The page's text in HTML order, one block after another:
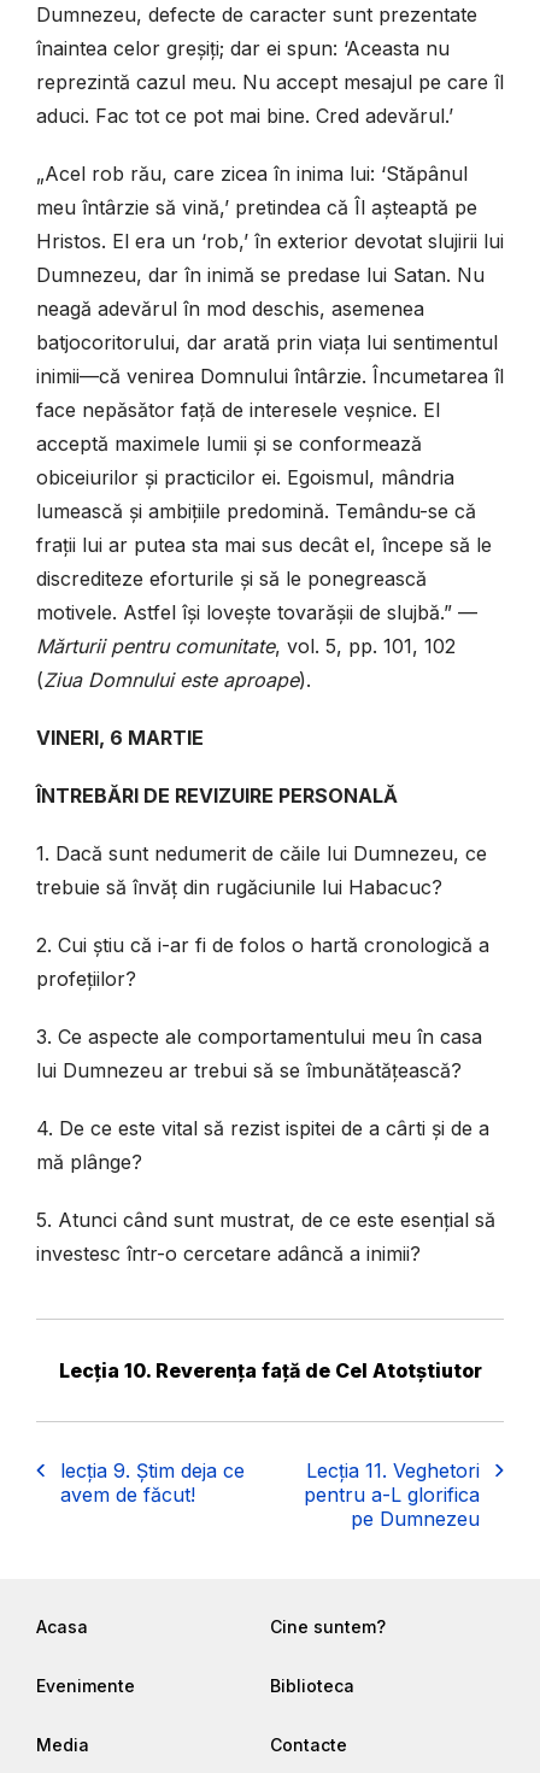
Dumnezeu, defecte de caracter sunt prezentate
înaintea celor greșiți; dar ei spun: ‘Aceasta nu
reprezintă cazul meu. Nu accept mesajul pe care îl
aduci. Fac tot ce pot mai bine. Cred adevărul.’
„Acel rob rău, care zicea în inima lui: ‘Stăpânul
meu întârzie să vină,’ pretindea că Îl așteaptă pe
Hristos. El era un ‘rob,’ în exterior devotat slujirii lui
Dumnezeu, dar în inimă se predase lui Satan. Nu
neagă adevărul în mod deschis, asemenea
batjocoritorului, dar arată prin viața lui sentimentul
inimii—că venirea Domnului întârzie. Încumetarea îl
face nepăsător față de interesele veșnice. El
acceptă maximele lumii și se conformează
obiceiurilor și practicilor ei. Egoismul, mândria
lumească și ambițiile predomină. Temându-se că
frații lui ar putea sta mai sus decât el, începe să le
discrediteze eforturile și să le ponegrească
motivele. Astfel își lovește tovarășii de slujbă.” —
Mărturii pentru comunitate, vol. 5, pp. 101, 102
(Ziua Domnului este aproape).
VINERI, 6 MARTIE
ÎNTREBĂRI DE REVIZUIRE PERSONALĂ
1. Dacă sunt nedumerit de căile lui Dumnezeu, ce
trebuie să învăț din rugăciunile lui Habacuc?
2. Cui știu că i-ar fi de folos o hartă cronologică a
profețiilor?
3. Ce aspecte ale comportamentului meu în casa
lui Dumnezeu ar trebui să se îmbunătățească?
4. De ce este vital să rezist ispitei de a cârti și de a
mă plânge?
5. Atunci când sunt mustrat, de ce este esențial să
investesc într-o cercetare adâncă a inimii?
Lecția 10. Reverența față de Cel Atotștiutor
lecția 9. Știm deja ce
avem de făcut!
Lecția 11. Veghetori
pentru a-L glorifica
pe Dumnezeu
Acasa Cine suntem?
Evenimente Biblioteca
Media Contacte